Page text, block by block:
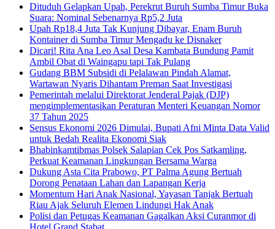
Dituduh Gelapkan Upah, Perekrut Buruh Sumba Timur Buka
Suara: Nominal Sebenarnya Rp5,2 Juta
Upah Rp18,4 Juta Tak Kunjung Dibayar, Enam Buruh
Kontainer di Sumba Timur Mengadu ke Disnaker
Dicari! Rita Ana Leo Asal Desa Kambata Bundung Pamit
Ambil Obat di Waingapu tapi Tak Pulang
Gudang BBM Subsidi di Pelalawan Pindah Alamat,
Wartawan Nyaris Dihantam Preman Saat Investigasi
Pemerintah melalui Direktorat Jenderal Pajak (DJP)
mengimplementasikan Peraturan Menteri Keuangan Nomor
37 Tahun 2025
Sensus Ekonomi 2026 Dimulai, Bupati Afni Minta Data Valid
untuk Bedah Realita Ekonomi Siak
Bhabinkamtibmas Polsek Salapian Cek Pos Satkamling,
Perkuat Keamanan Lingkungan Bersama Warga
Dukung Asta Cita Prabowo, PT Palma Agung Bertuah
Dorong Penataan Lahan dan Lapangan Kerja
Momentum Hari Anak Nasional, Yayasan Tanjak Bertuah
Riau Ajak Seluruh Elemen Lindungi Hak Anak
Polisi dan Petugas Keamanan Gagalkan Aksi Curanmor di
Hotel Grand Stabat